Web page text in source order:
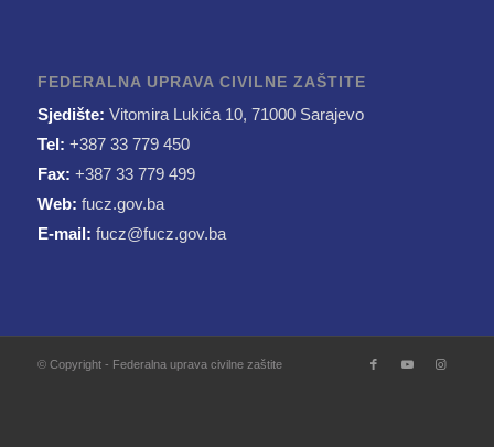
FEDERALNA UPRAVA CIVILNE ZAŠTITE
Sjedište: Vitomira Lukića 10, 71000 Sarajevo
Tel: +387 33 779 450
Fax: +387 33 779 499
Web: fucz.gov.ba
E-mail: fucz@fucz.gov.ba
© Copyright - Federalna uprava civilne zaštite